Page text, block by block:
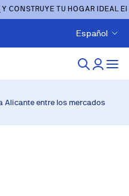
Y CONSTRUYE TU HOGAR IDEAL
Español
Alicante entre los mercados